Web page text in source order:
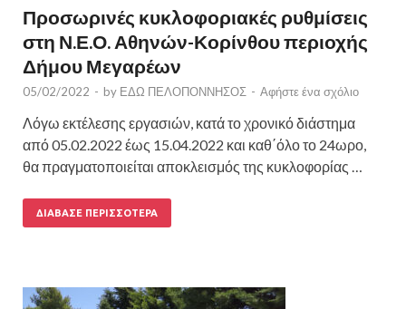
Προσωρινές κυκλοφοριακές ρυθμίσεις
στη Ν.Ε.Ο. Αθηνών-Κορίνθου περιοχής
Δήμου Μεγαρέων
05/02/2022 - by ΕΔΩ ΠΕΛΟΠΟΝΝΗΣΟΣ - Αφήστε ένα σχόλιο
Λόγω εκτέλεσης εργασιών, κατά το χρονικό διάστημα
από 05.02.2022 έως 15.04.2022 και καθ΄όλο το 24ωρο,
θα πραγματοποιείται αποκλεισμός της κυκλοφορίας …
ΔΙΆΒΑΣΕ ΠΕΡΙΣΣΌΤΕΡΑ